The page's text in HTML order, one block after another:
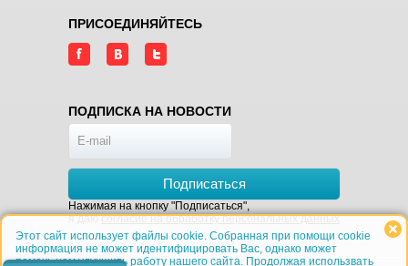
ПРИСОЕДИНЯЙТЕСЬ
ПОДПИСКА НА НОВОСТИ
Подписаться
Нажимая на кнопку "Подписаться",
я даюсогласие на обработку персональных данных
Этот сайт использует файлы cookie. Собранная при помощи cookie
информация не может идентифицировать Вас, однако может
помочь нам улучшить работу нашего сайта. Продолжая использвать